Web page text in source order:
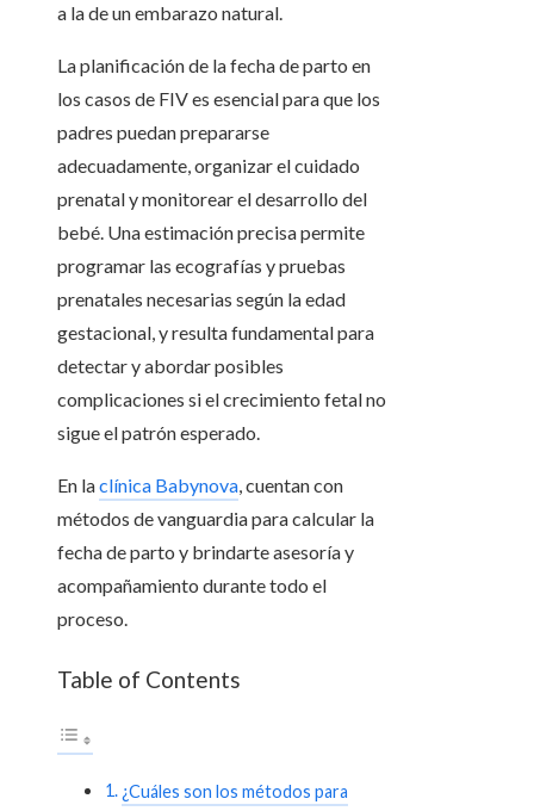
a la de un embarazo natural.
La planificación de la fecha de parto en
los casos de FIV es esencial para que los
padres puedan prepararse
adecuadamente, organizar el cuidado
prenatal y monitorear el desarrollo del
bebé. Una estimación precisa permite
programar las ecografías y pruebas
prenatales necesarias según la edad
gestacional, y resulta fundamental para
detectar y abordar posibles
complicaciones si el crecimiento fetal no
sigue el patrón esperado.
En laclínica Babynova, cuentan con
métodos de vanguardia para calcular la
fecha de parto y brindarte asesoría y
acompañamiento durante todo el
proceso.
Table of Contents
¿Cuáles son los métodos para